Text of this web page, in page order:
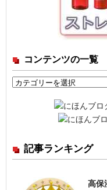
コンテンツの一覧
コ
の 記事ランキング
高保